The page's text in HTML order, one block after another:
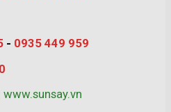
- 0935 449 959
www.sunsay.vn